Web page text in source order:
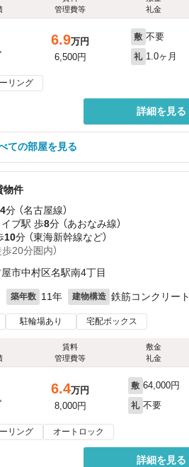
管理費等
礼金
6.9万円
6,500円
敷 不要
礼 1.0ヶ月
リング
詳細を見る
ての部屋を見る
物件
分 （名古屋線）
ブ駅 歩8分 （あおなみ線）
10分 （東海新幹線など）
20分圏内）
市中村区名駅南4丁目
築年数 11年 建物構造 鉄筋コンクリート
駐輪場あり 宅配ボックス
賃料
管理費等
敷金
礼金
6.4万円
8,000円
敷 64,000円
礼 不要
リング オートロック
詳細を見る